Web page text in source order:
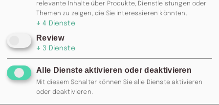
relevante Inhalte über Produkte, Dienstleistungen oder
Themen zu zeigen, die Sie interessieren könnten.
↓ 4 Dienste
Review
↓ 3 Dienste
Alle Dienste aktivieren oder deaktivieren
Mit diesem Schalter können Sie alle Dienste aktivieren
oder deaktivieren.